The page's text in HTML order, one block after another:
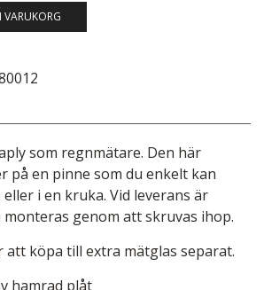
VARUKORG
som regnmätare. Den här
på en pinne som du enkelt kan
i en kruka. Vid leverans är
genom att skruvas ihop.
att köpa till extra mätglas separat.
hamrad plåt